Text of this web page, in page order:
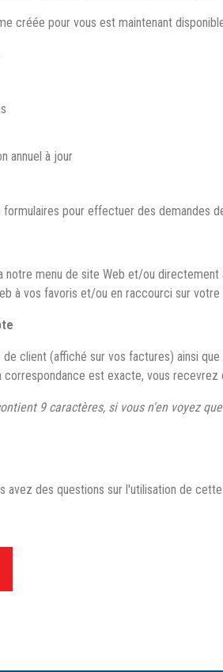
créée pour vous est maintenant
annuel à jour
pour effectuer des demandes
notre menu de site Web et/ou directement
à vos favoris et/ou en raccourci sur
client (affiché sur vos factures) ainsi
est exacte, vous
9 caractères, si vous n'en voyez
avez des questions sur l'utilisation de